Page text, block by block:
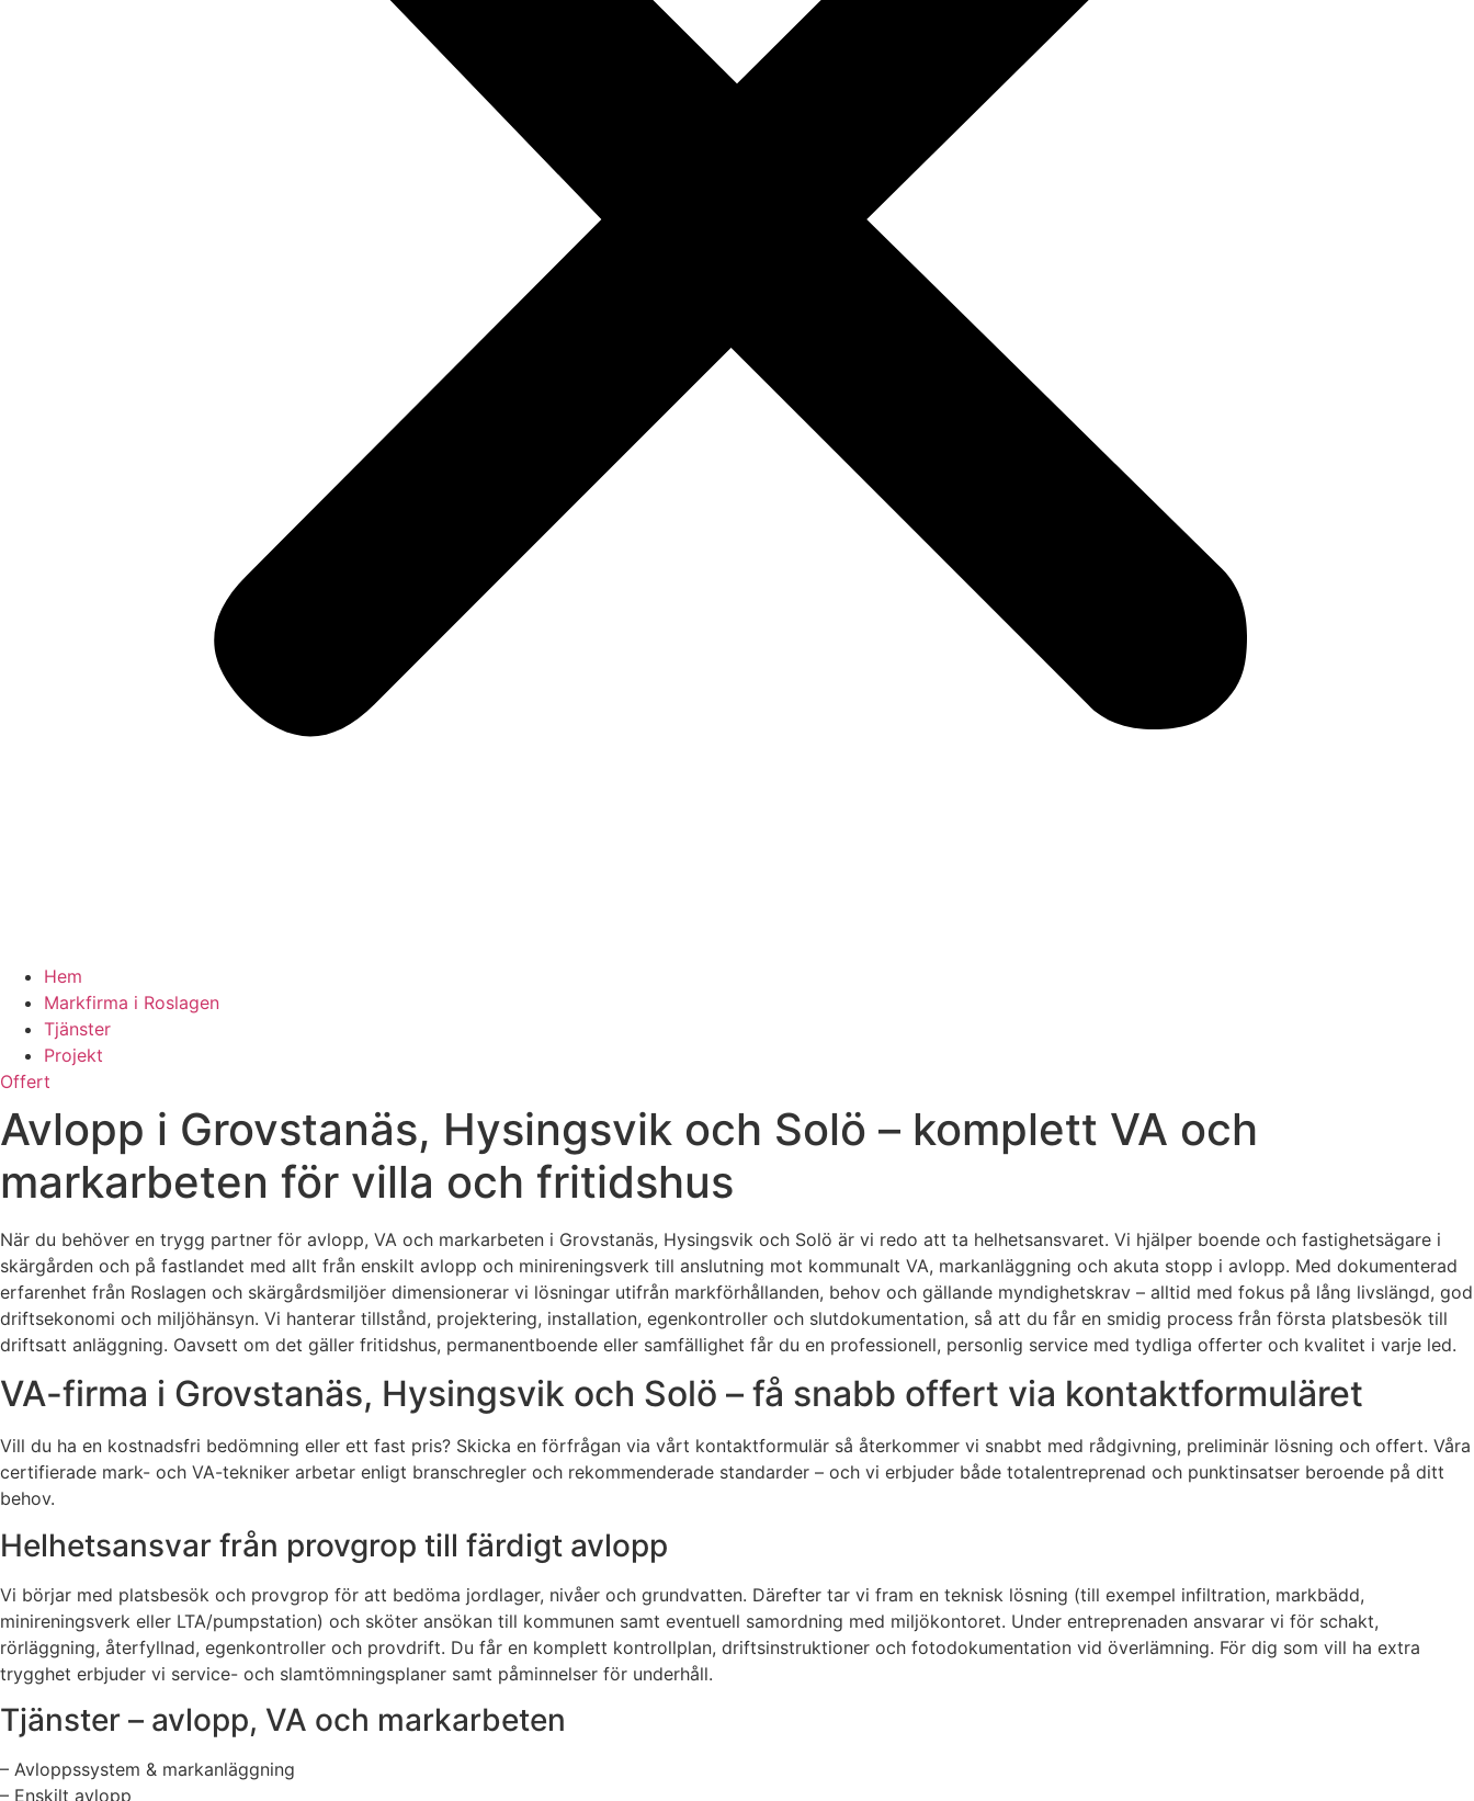
Hem
Markfirma i Roslagen
Tjänster
Projekt
Offert
Avlopp i Grovstanäs, Hysingsvik och Solö – komplett VA och
markarbeten för villa och fritidshus
När du behöver en trygg partner för avlopp, VA och markarbeten i Grovstanäs, Hysingsvik och Solö är vi redo att ta helhetsansvaret. Vi hjälper boende och fastighetsägare i
skärgården och på fastlandet med allt från enskilt avlopp och minireningsverk till anslutning mot kommunalt VA, markanläggning och akuta stopp i avlopp. Med dokumenterad
erfarenhet från Roslagen och skärgårdsmiljöer dimensionerar vi lösningar utifrån markförhållanden, behov och gällande myndighetskrav – alltid med fokus på lång livslängd, god
driftsekonomi och miljöhänsyn. Vi hanterar tillstånd, projektering, installation, egenkontroller och slutdokumentation, så att du får en smidig process från första platsbesök till
driftsatt anläggning. Oavsett om det gäller fritidshus, permanentboende eller samfällighet får du en professionell, personlig service med tydliga offerter och kvalitet i varje led.
VA-firma i Grovstanäs, Hysingsvik och Solö – få snabb offert via kontaktformuläret
Vill du ha en kostnadsfri bedömning eller ett fast pris? Skicka en förfrågan via vårt kontaktformulär så återkommer vi snabbt med rådgivning, preliminär lösning och offert. Våra
certifierade mark- och VA-tekniker arbetar enligt branschregler och rekommenderade standarder – och vi erbjuder både totalentreprenad och punktinsatser beroende på ditt
behov.
Helhetsansvar från provgrop till färdigt avlopp
Vi börjar med platsbesök och provgrop för att bedöma jordlager, nivåer och grundvatten. Därefter tar vi fram en teknisk lösning (till exempel infiltration, markbädd,
minireningsverk eller LTA/pumpstation) och sköter ansökan till kommunen samt eventuell samordning med miljökontoret. Under entreprenaden ansvarar vi för schakt,
rörläggning, återfyllnad, egenkontroller och provdrift. Du får en komplett kontrollplan, driftsinstruktioner och fotodokumentation vid överlämning. För dig som vill ha extra
trygghet erbjuder vi service- och slamtömningsplaner samt påminnelser för underhåll.
Tjänster – avlopp, VA och markarbeten
– Avloppssystem & markanläggning
– Enskilt avlopp